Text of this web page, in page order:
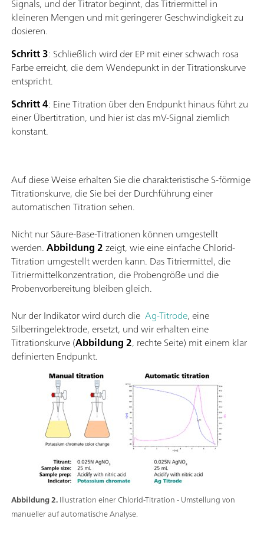
kleineren Mengen und mit geringerer Geschwindigkeit zu
dosieren.
Schritt 3: Schließlich wird der EP mit einer schwach rosa
Farbe erreicht, die dem Wendepunkt in der Titrationskurve
entspricht.
Schritt 4: Eine Titration über den Endpunkt hinaus führt zu
einer Übertitration, und hier ist das mV-Signal ziemlich
konstant.
Abbildung 2.Illustration einer Chlorid-Titration - Umstellung von
manueller auf automatische Analyse.
Auf diese Weise erhalten Sie die charakteristische S-förmige
Titrationskurve, die Sie bei der Durchführung einer
automatischen Titration sehen.
Nicht nur Säure-Base-Titrationen können umgestellt
werden.Abbildung 2zeigt, wie eine einfache Chlorid-
Titration umgestellt werden kann. Das Titriermittel, die
Titriermittelkonzentration, die Probengröße und die
Probenvorbereitung bleiben gleich.
Nur der Indikator wird durch die Ag-Titrode, eine
Silberringelektrode, ersetzt, und wir erhalten eine
Titrationskurve (Abbildung 2, rechte Seite) mit einem klar
definierten Endpunkt.